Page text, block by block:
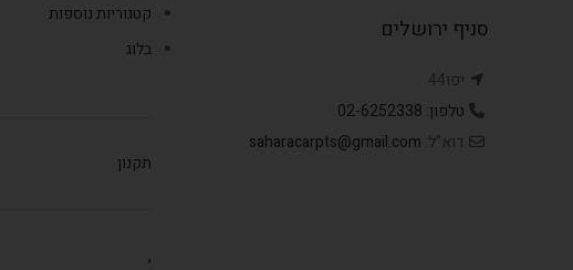
סניף ירושלים
יפו44
טלפון: 02-6252338
דוא"ל: saharacarpts@gmail.com
קטגוריות נוספות
בלוג
תקנון
,